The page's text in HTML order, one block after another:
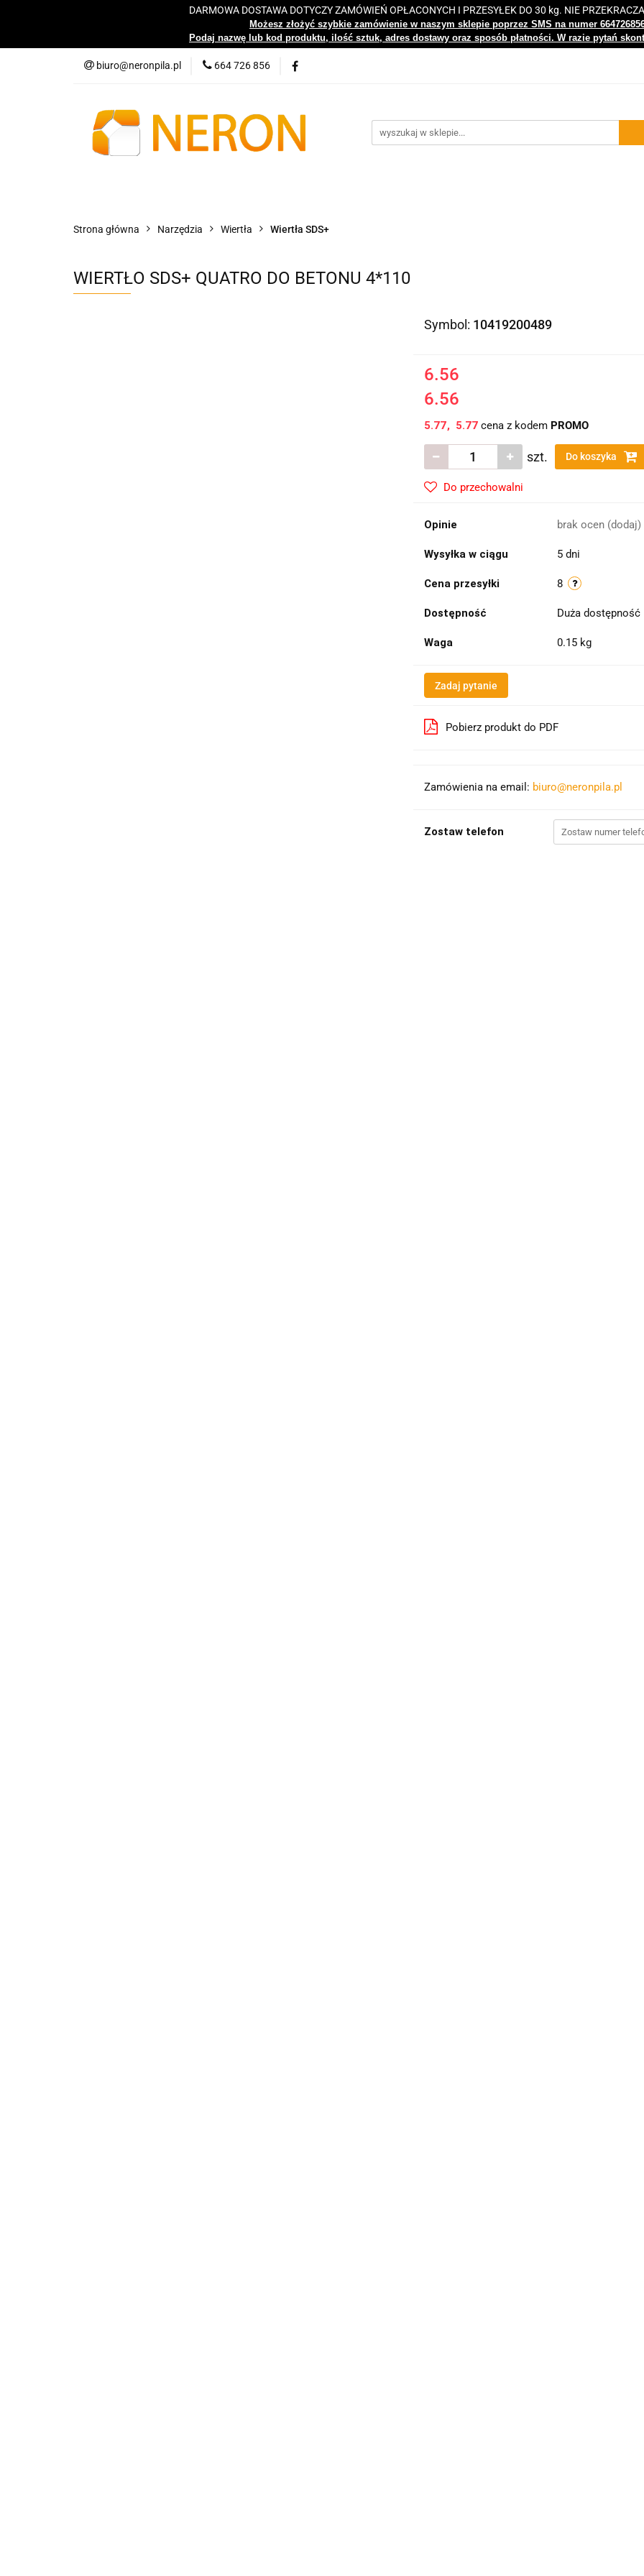
DARMOWA DOSTAWA DOTYCZY ZAMÓWIEŃ OPŁACONYCH I PRZESYŁEK DO 30 kg. NIE
Możesz złożyć szybkie zamówienie w naszym sklepie poprzez SMS na numer
Podaj nazwę lub kod produktu, ilość sztuk, adres dostawy oraz sposób płatności. W razie pytań
biuro@neronpila.pl 664 726 856
Katalogi Nowości Bestsellery Kontakt Centrum
Strona główna Narzędzia Wiertła Wiertła SDS+
WIERTŁO SDS+ QUATRO DO BETONU 4*110
Symbol: 10419200489
6.56
6.56
5.77 5.77cena z kodem PROMO
szt. Do koszyka
Do przechowalni
Opinie brak ocen (dodaj)
Wysyłka w ciągu 5 dni
Cena przesyłki 8
Dostępność Duża dostępność
Waga 0.15 kg
Zadaj pytanie
Pobierz produkt do PDF
Zamówienia na email: biuro@neronpila.pl
Zostaw telefon